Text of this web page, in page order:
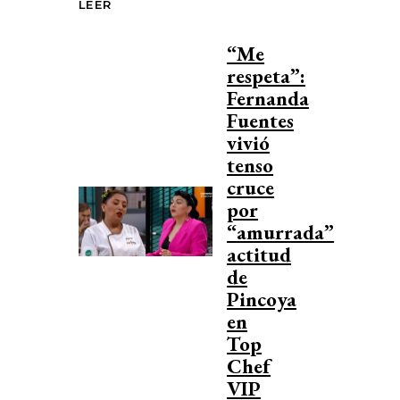
LEER
“Me
respeta”:
Fernanda
Fuentes
vivió
tenso
cruce
por
“amurrada”
actitud
de
Pincoya
en
Top
Chef
VIP